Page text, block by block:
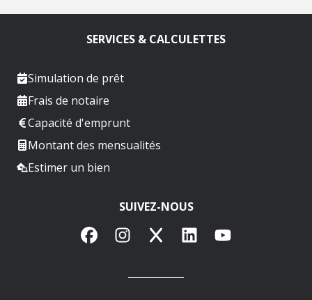
SERVICES & CALCULETTES
Simulation de prêt
Frais de notaire
Capacité d'emprunt
Montant des mensualités
Estimer un bien
SUIVEZ-NOUS
FacebookInstagram
X LinkedInYouTube